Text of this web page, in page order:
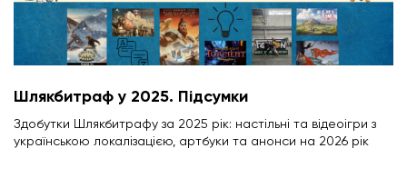
Шлякбитраф у 2025. Підсумки
Здобутки Шлякбитрафу за 2025 рік: настільні та відеоігри з
українською локалізацією, артбуки та анонси на 2026 рік